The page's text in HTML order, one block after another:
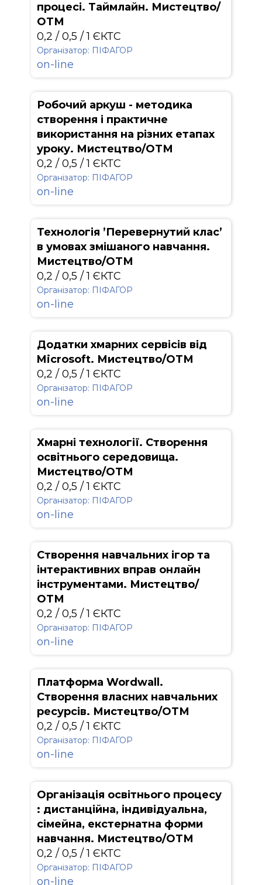
процесі. Таймлайн. Мистецтво/
ОТМ
0,2 / 0,5 / 1 ЄКТС
Організатор: ПІФАГОР
on-line
Робочий аркуш - методика
створення і практичне
використання на різних етапах
уроку. Мистецтво/ОТМ
0,2 / 0,5 / 1 ЄКТС
Організатор: ПІФАГОР
on-line
Технологія ’Перевернутий клас’
в умовах змішаного навчання.
Мистецтво/ОТМ
0,2 / 0,5 / 1 ЄКТС
Організатор: ПІФАГОР
on-line
Додатки хмарних сервісів від
Microsoft. Мистецтво/ОТМ
0,2 / 0,5 / 1 ЄКТС
Організатор: ПІФАГОР
on-line
Хмарні технології. Створення
освітнього середовища.
Мистецтво/ОТМ
0,2 / 0,5 / 1 ЄКТС
Організатор: ПІФАГОР
on-line
Створення навчальних ігор та
інтерактивних вправ онлайн
інструментами. Мистецтво/
ОТМ
0,2 / 0,5 / 1 ЄКТС
Організатор: ПІФАГОР
on-line
Платформа Wordwall.
Створення власних навчальних
ресурсів. Мистецтво/ОТМ
0,2 / 0,5 / 1 ЄКТС
Організатор: ПІФАГОР
on-line
Організація освітнього процесу
: дистанційна, індивідуальна,
сімейна, екстернатна форми
навчання. Мистецтво/ОТМ
0,2 / 0,5 / 1 ЄКТС
Організатор: ПІФАГОР
on-line